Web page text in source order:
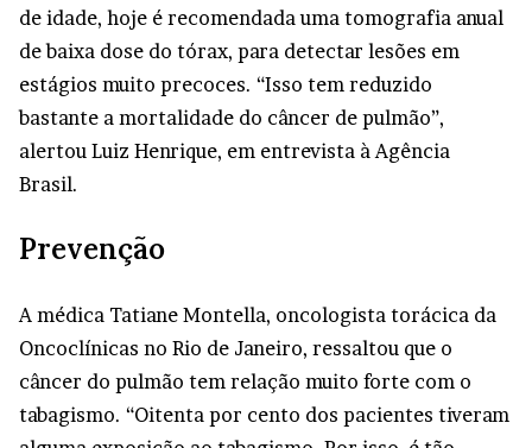
de idade, hoje é recomendada uma tomografia anual
de baixa dose do tórax, para detectar lesões em
estágios muito precoces. “Isso tem reduzido
bastante a mortalidade do câncer de pulmão”,
alertou Luiz Henrique, em entrevista à Agência
Brasil.
Prevenção
A médica Tatiane Montella, oncologista torácica da
Oncoclínicas no Rio de Janeiro, ressaltou que o
câncer do pulmão tem relação muito forte com o
tabagismo. “Oitenta por cento dos pacientes tiveram